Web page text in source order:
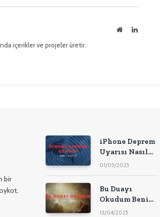
İnternetLinkedIn
içerikler ve projeler üretir.
bir
iPhone Deprem
Uyarısı Nasıl
Açılır?
01/05/2025
Bu Duayı
Okudum Beni
Aradı (Kesin
13/04/2025